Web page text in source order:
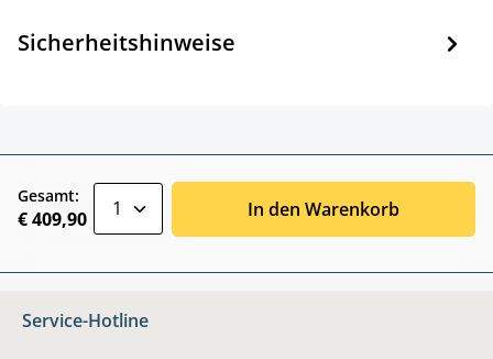
Sicherheitshinweise
Gesamt:
€ 409,90 In den Warenkorb
Service-Hotline